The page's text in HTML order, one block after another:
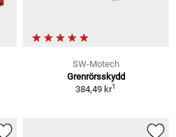
SW-Motech
Grenrörsskydd
384,49 kr1